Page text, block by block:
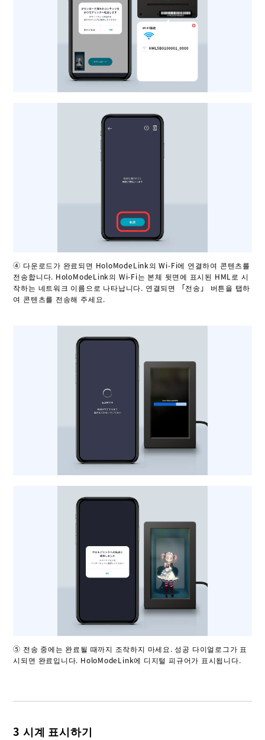
④ 다운로드가 완료되면 HoloModeLink의 Wi-Fi에 연결하여 콘텐츠를
전송합니다. HoloModeLink의 Wi-Fi는 본체 뒷면에 표시된 HML로 시
작하는 네트워크 이름으로 나타납니다. 연결되면 「전송」 버튼을 탭하
여 콘텐츠를 전송해 주세요.
⑤ 전송 중에는 완료될 때까지 조작하지 마세요. 성공 다이얼로그가 표
시되면 완료입니다. HoloModeLink에 디지털 피규어가 표시됩니다.
3 시계 표시하기